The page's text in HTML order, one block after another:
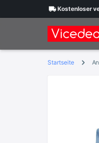
Kostenloser
Startseite